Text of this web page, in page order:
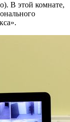
В этой комнате,